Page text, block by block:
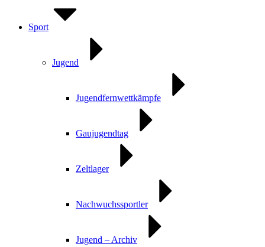
Sport
Jugend
Jugendfernwettkämpfe
Gaujugendtag
Zeltlager
Nachwuchssportler
Jugend – Archiv